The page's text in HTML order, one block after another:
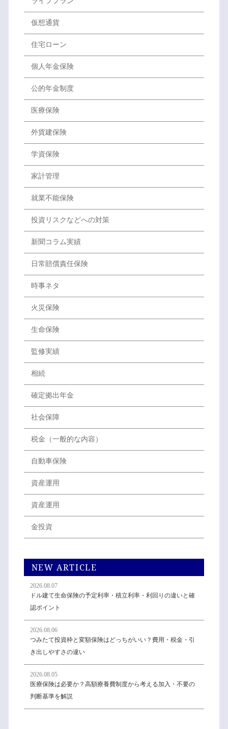
仮想通貨
住宅ローン
個人年金保険
公的年金制度
医療保険
外貨建保険
学資保険
家計管理
就業不能保険
投資リスクなどへの対策
新聞コラム実績
日常賠償責任保険
時事ネタ
火災保険
生命保険
監修実績
相続
確定拠出年金
社会保障
税金（一般的な内容）
自動車保険
資産運用
資産運用
金投資
NEW ARTICLE
2026.08.07
ドル建て生命保険の予定利率・積立利率・利回りの違いと確
認ポイント
2026.08.06
つみたて投資枠と変額保険はどっちがいい？費用・税金・引
き出しやすさの違い
2026.08.05
医療保険は必要か？高額療養費制度から考える加入・不要の
判断基準を解説